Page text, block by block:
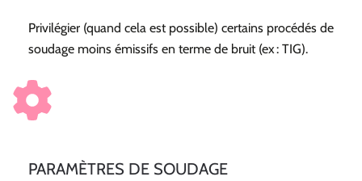
Privilégier (quand cela est possible) certains procédés de
soudage moins émissifs en terme de bruit (ex : TIG).
PARAMÈTRES DE SOUDAGE